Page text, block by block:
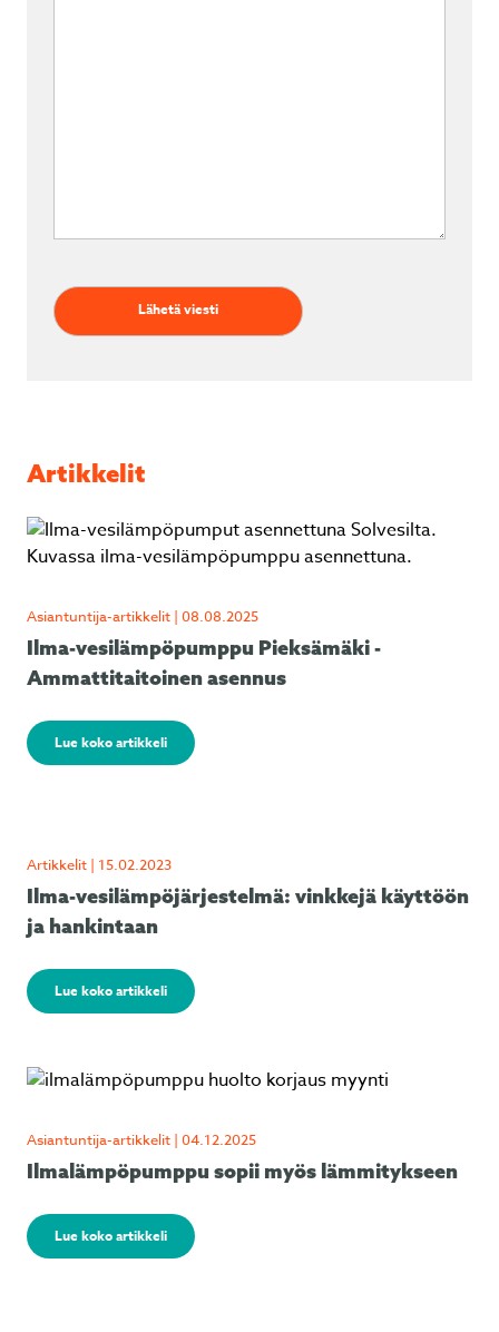
Artikkelit
Asiantuntija-artikkelit | 08.08.2025
Ilma-vesilämpöpumppu Pieksämäki -
Ammattitaitoinen asennus
Lue koko artikkeli
Artikkelit | 15.02.2023
Ilma-vesilämpöjärjestelmä: vinkkejä käyttöön
ja hankintaan
Lue koko artikkeli
Asiantuntija-artikkelit | 04.12.2025
Ilmalämpöpumppu sopii myös lämmitykseen
Lue koko artikkeli